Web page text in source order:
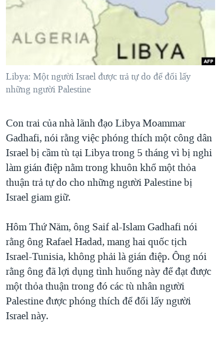
"Tìm"NGƯỜI VIỆT HẢI NGOẠI
KINH TẾ
KHOA HỌC
SỨC KHOẺ
GIÁO DỤC
TẠI
HÀNH TRÌNH BẦU CỬ 2024
MỘT NĂM CHIẾN TRANH TẠI DẢI GAZA
GIẢI MÃ VÀNH ĐAI & CON ĐƯỜNG
NGÀY TỊ NẠN THẾ GIỚI
TRỊNH VĨNH BÌNH - NGƯỜI HẠ 'BÊN THẮNG CUỘC'
CHI PHÍ CHIẾN TRANH AFGHANISTAN
CÁC GIÁ TRỊ CỘNG HÒA Ở VIỆT NAM
THƯỢNG ĐỈNH TRUMP-KIM TẠI VIỆT NAM
TRỊNH VĨNH BÌNH VS. CHÍNH PHỦ VIỆT NAM
NGƯ DÂN VIỆT VÀ LÀN SÓNG TRỘM HẢI SÂM
QUAN HỆ VIỆT MỸ
VIDEO
Libya: Một người Israel được trả tự do để đổi lấy
những người Palestine
Con trai của nhà lãnh đạo Libya Moammar
Gadhafi, nói rằng việc phóng thích một công dân
Israel bị cầm tù tại Libya trong 5 tháng vì bị nghi
làm gián điệp nằm trong khuôn khổ một thỏa
thuận trả tự do cho những người Palestine bị
Israel giam giữ.
Hôm Thứ Năm, ông Saif al-Islam Gadhafi nói
rằng ông Rafael Hadad, mang hai quốc tịch
Israel-Tunisia, không phải là gián điệp. Ông nói
rằng ông đã lợi dụng tình huống này để đạt được
một thỏa thuận trong đó các tù nhân người
Palestine được phóng thích để đổi lấy người
Israel này.